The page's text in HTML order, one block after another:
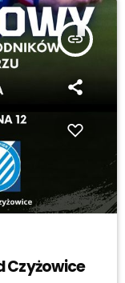
insert_link
Czyżowice